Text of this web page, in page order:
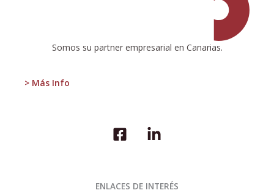
Somos su partner empresarial en Canarias.
> Más Info
reciclables
ENLACES DE INTERÉS